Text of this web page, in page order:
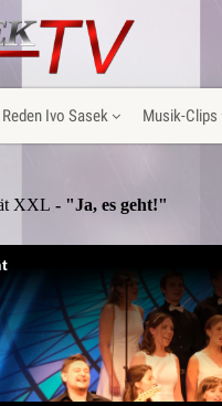
Reden Ivo Sasek Musik-Clips
XXL - "Ja, es geht!"